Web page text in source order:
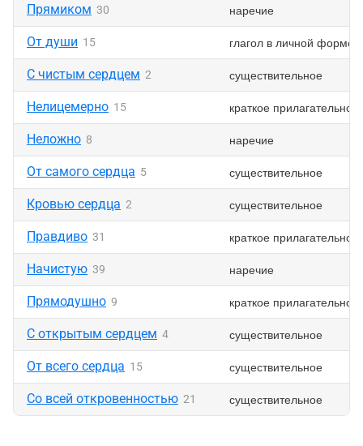
Прямиком 30 наречие
От души 15 глагол в личной форме
С чистым сердцем 2 существительное
Нелицемерно 15 краткое прилагательное
Неложно 8 наречие
От самого сердца 5 существительное
Кровью сердца 2 существительное
Правдиво 31 краткое прилагательное
Начистую 39 наречие
Прямодушно 9 краткое прилагательное
С открытым сердцем 4 существительное
От всего сердца 15 существительное
Со всей откровенностью 21 существительное